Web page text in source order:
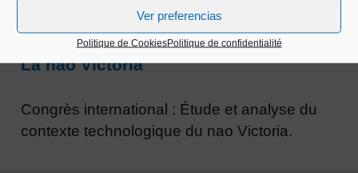
Ver preferencias
Politique de CookiesPolitique de confidentialité
RECHERCHE
La nao Victoria
Congrès international : Étude et analyse du
contexte technologique du nao Victoria.